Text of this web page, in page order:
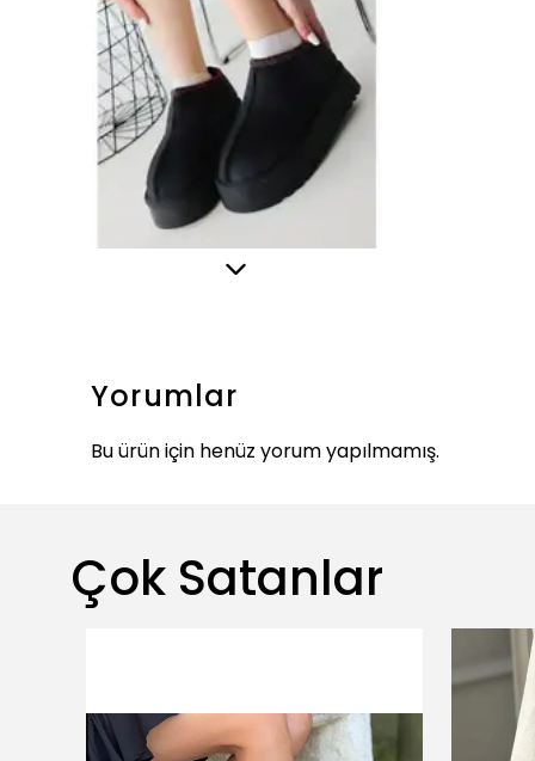
Yorumlar
Bu ürün için henüz yorum yapılmamış.
Çok Satanlar